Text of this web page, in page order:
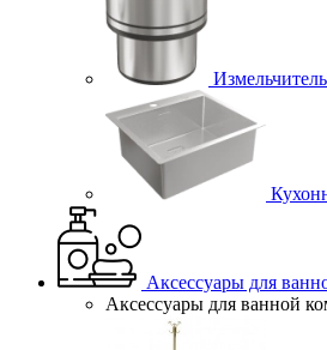
Аксессуары для
Аксессуары для ванной